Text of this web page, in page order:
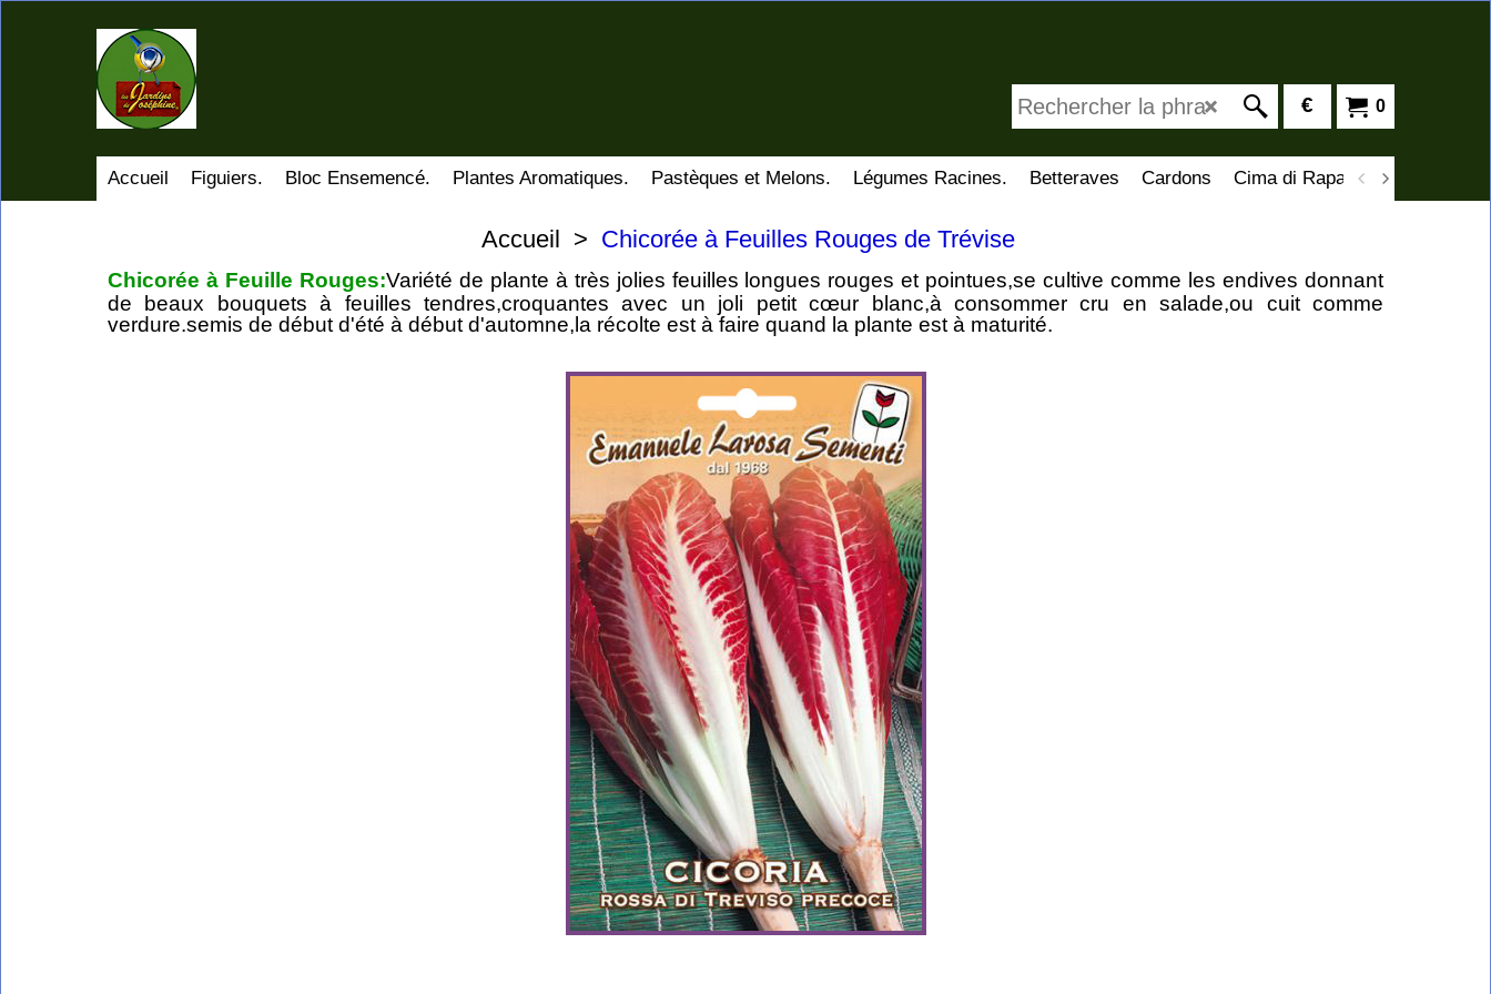
0
€
Accueil Figuiers. Bloc Ensemencé. Plantes Aromatiques. Pastèques et Melons. Légumes Racines. Betteraves Cardons Cima di Rapa Artichauts
Accueil > Chicorée à Feuilles Rouges de Trévise
Chicorée à Feuille Rouges:Variété de plante à très jolies feuilles longues rouges et pointues,se cultive comme les endives donnant
de beaux bouquets à feuilles tendres,croquantes avec un joli petit cœur blanc,à consommer cru en salade,ou cuit comme
verdure.semis de début d'été à début d'automne,la récolte est à faire quand la plante est à maturité.